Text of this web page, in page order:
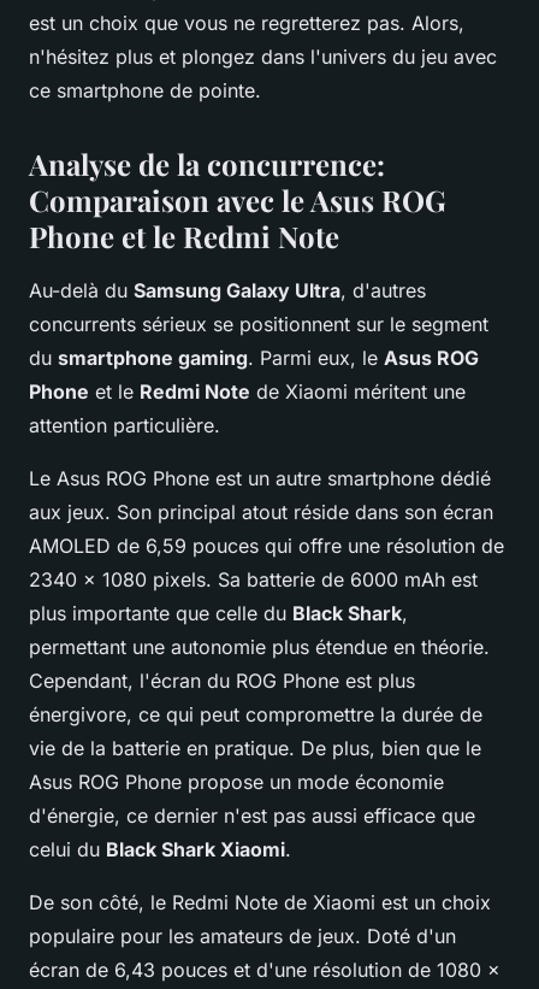
est un choix que vous ne regretterez pas. Alors,
n'hésitez plus et plongez dans l'univers du jeu avec
ce smartphone de pointe.
Analyse de la concurrence:
Comparaison avec le Asus ROG
Phone et le Redmi Note
Au-delà du Samsung Galaxy Ultra, d'autres
concurrents sérieux se positionnent sur le segment
du smartphone gaming. Parmi eux, le Asus ROG
Phone et le Redmi Note de Xiaomi méritent une
attention particulière.
Le Asus ROG Phone est un autre smartphone dédié
aux jeux. Son principal atout réside dans son écran
AMOLED de 6,59 pouces qui offre une résolution de
2340 x 1080 pixels. Sa batterie de 6000 mAh est
plus importante que celle du Black Shark,
permettant une autonomie plus étendue en théorie.
Cependant, l'écran du ROG Phone est plus
énergivore, ce qui peut compromettre la durée de
vie de la batterie en pratique. De plus, bien que le
Asus ROG Phone propose un mode économie
d'énergie, ce dernier n'est pas aussi efficace que
celui du Black Shark Xiaomi.
De son côté, le Redmi Note de Xiaomi est un choix
populaire pour les amateurs de jeux. Doté d'un
écran de 6,43 pouces et d'une résolution de 1080 x